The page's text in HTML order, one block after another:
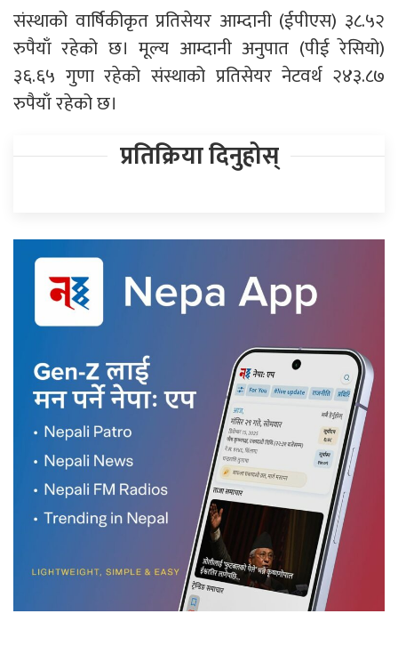
संस्थाको वार्षिकीकृत प्रतिसेयर आम्दानी (ईपीएस) ३८.५२
रुपैयाँ रहेको छ। मूल्य आम्दानी अनुपात (पीई रेसियो)
३६.६५ गुणा रहेको संस्थाको प्रतिसेयर नेटवर्थ २४३.८७
रुपैयाँ रहेको छ।
प्रतिक्रिया दिनुहोस्